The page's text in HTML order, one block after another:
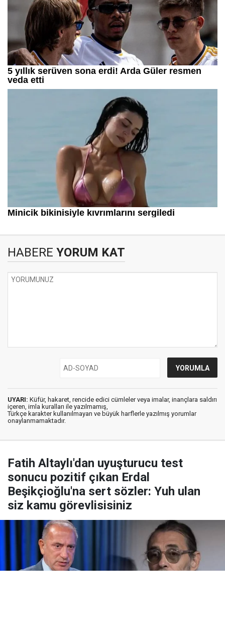
HABERE YORUM KAT
UYARI: Küfür, hakaret, rencide edici cümleler veya imalar, inançlara saldırı
içeren, imla kuralları ile yazılmamış,
Türkçe karakter kullanılmayan ve büyük harflerle yazılmış yorumlar
onaylanmamaktadır.
Fatih Altaylı'dan uyuşturucu test
sonucu pozitif çıkan Erdal
Beşikçioğlu'na sert sözler: Yuh ulan
siz kamu görevlisisiniz